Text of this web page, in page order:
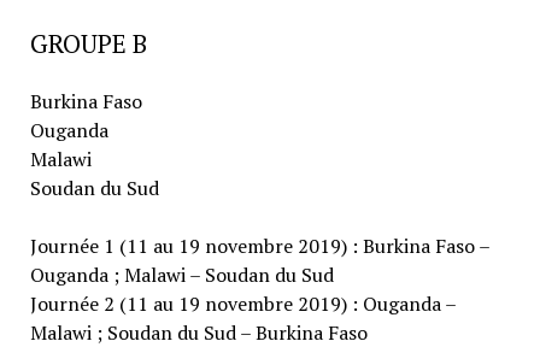
GROUPE B
Burkina Faso
Ouganda
Malawi
Soudan du Sud
Journée 1 (11 au 19 novembre 2019) : Burkina Faso –
Ouganda ; Malawi – Soudan du Sud
Journée 2 (11 au 19 novembre 2019) : Ouganda –
Malawi ; Soudan du Sud – Burkina Faso